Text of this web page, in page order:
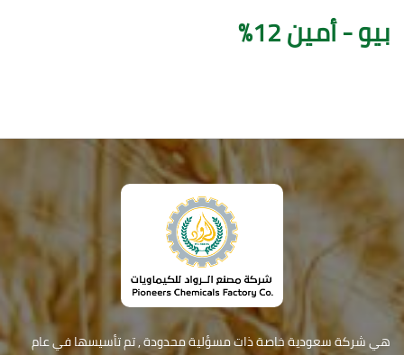
بيو - أمين 12%
هي شركة سعودية خاصة ذات مسؤلية محدودة , تم تأسيسها في عام